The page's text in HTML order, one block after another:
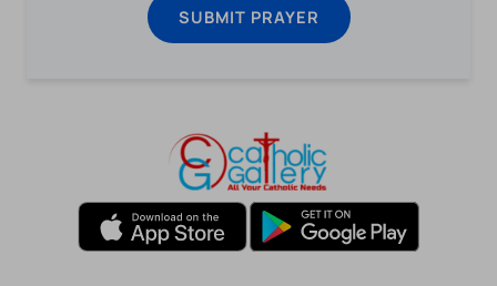
SUBMIT PRAYER